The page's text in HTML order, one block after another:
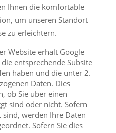
Ihnen die komfortable
um unseren Standort
zu erleichtern.
Website erhält Google
entsprechende Subsite
haben und die unter 2.
Daten. Dies
ob Sie über einen
sind oder nicht. Sofern
sind, werden Ihre Daten
Sofern Sie dies